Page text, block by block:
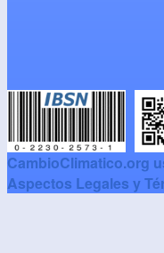
CambioClimatico.org
Aspectos Legales y